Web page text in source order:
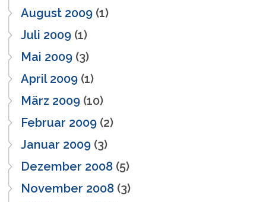
August 2009 (1)
Juli 2009 (1)
Mai 2009 (3)
April 2009 (1)
März 2009 (10)
Februar 2009 (2)
Januar 2009 (3)
Dezember 2008 (5)
November 2008 (3)